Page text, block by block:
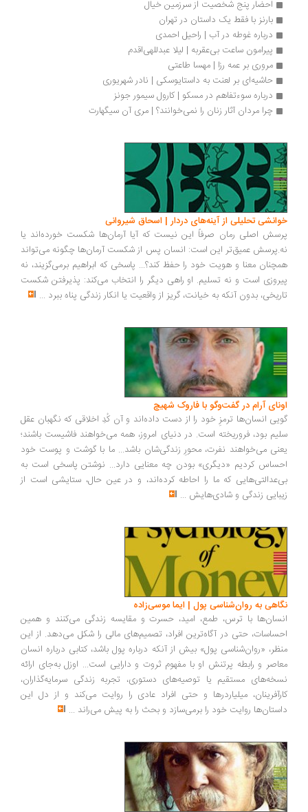
احضار پنج شخصیت از سرزمین خیال
بارنز با فقط یک داستان در تهران
درباره غوطه در آب | راحیل احمدی
پیرامون ساعت بی‌عقربه | لیلا عبدللهی‌اقدم
مروری بر عمه رزا | مهسا طاعتی
حاشیه‌ای بر لعنت به داستایوسکی | نادر شهریوری
درباره سوءتفاهم در مسکو | کارول سیمور جونز
چرا مردان آثار زنان را نمی‌خوانند؟ | مری آن سیگهارت
خوانشی تحلیلی از آینه‌های دردار | اسحاق شیروانی
پرسش اصلی رمان صرفاً این نیست که آیا آرمان‌ها شکست خورده‌اند یا
نه.پرسش عمیق‌تر این است: انسان پس از شکست آرمان‌ها چگونه می‌تواند
همچنان معنا و هویت خود را حفظ کند؟... پاسخی که ابراهیم برمی‌گزیند، نه
پیروزی است و نه تسلیم. او راهی دیگر را انتخاب می‌کند: پذیرفتن شکست
تاریخی، بدون آنکه به خیانت، گریز از واقعیت یا انکار زندگی پناه ببرد ...
اونای آرام در گفت‌وگو با فاروک شهیچ‭
گویی انسان‌ها ترمزِ خود را از دست داده‌اند و آن کُدِ اخلاقی که نگهبان عقل
سلیم بود، فروریخته است. در دنیای امروز، همه می‌خواهند فاشیست باشند؛
یعنی می‌خواهند نفرت، محورِ زندگی‌شان باشد... ما با گوشت و پوست خود
احساس کردیم «دیگری» بودن چه معنایی دارد... نوشتن پاسخی است به
بی‌عدالتی‌هایی که ما را احاطه کرده‌اند، و در عین حال، ستایشی است از
زیبایی زندگی و شادی‌هایش ...
نگاهی به روان‌شناسی پول | ایما موسی‌زاده
انسان‌ها با ترس، طمع، امید، حسرت و مقایسه زندگی می‌کنند و همین
احساسات، حتی در آگاه‌ترین افراد، تصمیم‌های مالی را شکل می‌دهد. از این
منظر، «روان‌شناسی پول» بیش از آنکه درباره پول باشد، کتابی درباره انسان
معاصر و رابطه پرتنش او با مفهوم ثروت و دارایی است... اوزل به‌جای ارائه
نسخه‌های مستقیم یا توصیه‌های دستوری، تجربه زندگی سرمایه‌گذاران،
کارآفرینان، میلیاردرها و حتی افراد عادی را روایت می‌کند و از دل این
داستان‌ها روایت خود را برمی‌سازد و بحث را به پیش می‌راند ...